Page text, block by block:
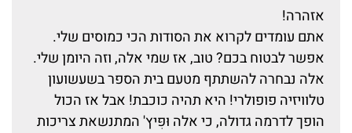
אזהרה!
אתם עומדים לקרוא את הסודות הכי כמוסים שלי.
אפשר לבטוח בכם? טוב, אז שמי אלה, וזה היומן שלי.
אלה נבחרה להשתתף מטעם בית הספר בשעשועון
טלוויזיה פופולרי! היא תהיה כוכבת! אבל אז הכול
הופך לדרמה גדולה, כי אלה וּפִּיץ' המתנשאת צריכות